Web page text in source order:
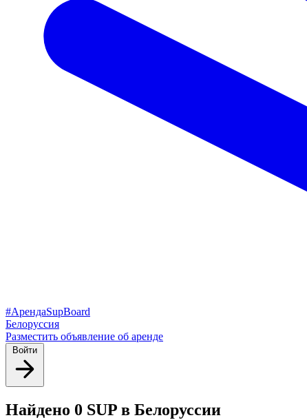
#АрендаSupBoard
Белоруссия
Разместить объявление об аренде
Войти
Найдено 0 SUP в Белоруссии